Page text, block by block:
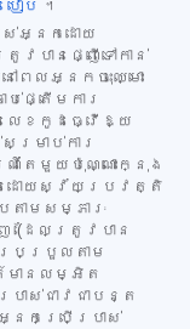
ៀប ។
ស់អ្នកដោយ
បានផ្ញើទៅកាន់
េលអ្នកចុះឈ្មោះ
ផ្តើមការ
េខកូដធ្វើឱ្យ
រាប់ការ
តែមួយប៉ុណ្ណោះក្នុង
ដោយស្វ័យប្រវត្តិ
ាមសម្ភារៈ
ដែលត្រូវបាន
រែប្រួលតាម
ានលម្អិត
ាស់ជាវជាបន្ត
នកប្រើប្រាស់